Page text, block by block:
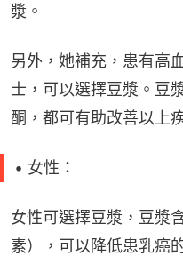
漿。
另外，她補充，患有高
士，可以選擇豆漿。豆
酮，都可有助改善以上
• 女性：
女性可選擇豆漿，豆漿
素），可以降低患乳癌